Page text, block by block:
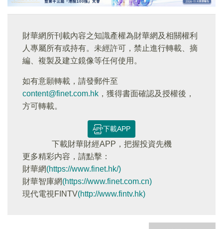
財華網所刊載內容之知識產權為財華網及相關權利
人專屬所有或持有。未經許可，禁止進行轉載、摘
編、複製及建立鏡像等任何使用。
如有意願轉載，請發郵件至
content@finet.com.hk ，獲得書面確認及授權後，
方可轉載。
下載APP
下載財華財經APP，把握投資先機
更多精彩内容，請點擊：
財華網(https://www.finet.hk/)
財華智庫網(https://www.finet.com.cn)
現代電視FINTV(http://www.fintv.hk)